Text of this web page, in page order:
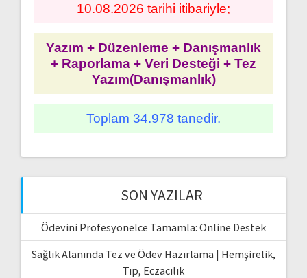
10.08.2026 tarihi itibariyle;
Yazım + Düzenleme + Danışmanlık
+ Raporlama + Veri Desteği + Tez
Yazım(Danışmanlık)
Toplam 34.978 tanedir.
SON YAZILAR
Ödevini Profesyonelce Tamamla: Online Destek
Sağlık Alanında Tez ve Ödev Hazırlama | Hemşirelik,
Tıp, Eczacılık